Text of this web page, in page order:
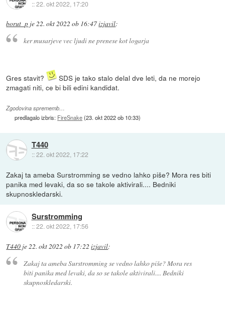
::22. okt 2022, 17:20
borut_p je22. okt 2022 ob 16:47izjavil:
ker musarjeve vec ljudi ne prenese kot logarja
Gres stavit?
SDS je tako stalo delal dve leti, da ne morejo
zmagati niti, ce bi bili edini kandidat.
Zgodovina sprememb…
predlagalo izbris: FireSnake(23. okt 2022 ob 10:33)
T440
::22. okt 2022, 17:22
Zakaj ta ameba Surstromming se vedno lahko piše? Mora res biti
panika med levaki, da so se takole aktivirali.... Bedniki
skupnoskledarski.
Surstromming
::22. okt 2022, 17:56
T440 je22. okt 2022 ob 17:22 izjavil:
Zakaj ta ameba Surstromming se vedno lahko piše? Mora res
biti panika med levaki, da so se takole aktivirali.... Bedniki
skupnoskledarski.